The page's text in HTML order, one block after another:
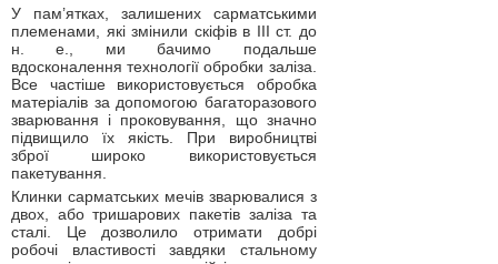
У пам’ятках, залишених сарматськими
племенами, які змінили скіфів в ІІІ ст. до
н. е., ми бачимо подальше
вдосконалення технології обробки заліза.
Все частіше використовується обробка
матеріалів за допомогою багаторазового
зварювання і проковування, що значно
підвищило їх якість. При виробництві
зброї широко використовується
пакетування.
Клинки сарматських мечів зварювалися з
двох, або тришарових пакетів заліза та
сталі. Це дозволило отримати добрі
робочі властивості завдяки стальному